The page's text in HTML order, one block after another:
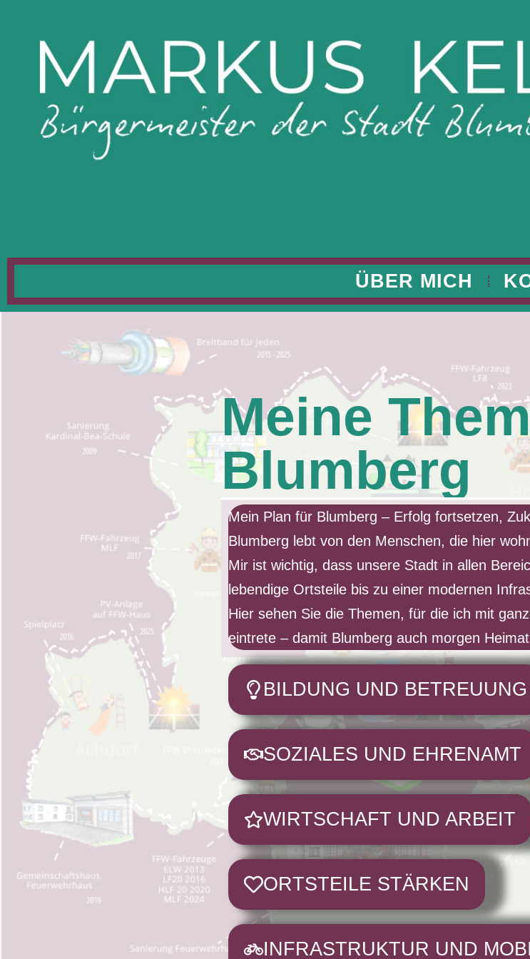
ÜBER MICH
Meine
Blumberg
Mein Plan für Blumberg – Erfolg fortsetzen,
Blumberg lebt von den Menschen, die hier
Mir ist wichtig, dass unsere Stadt in allen
lebendige Ortsteile bis zu einer modernen
Hier sehen Sie die Themen, für die ich mit
eintrete – damit Blumberg auch morgen
BILDUNG UND BETREUUNG
SOZIALES UND EHRENAMT
WIRTSCHAFT UND ARBEIT
ORTSTEILE STÄRKEN
INFRASTRUKTUR UND